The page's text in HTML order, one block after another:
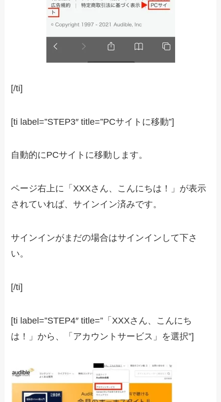
[/ti]
[ti label=”STEP3″ title=”PCサイトに移動”]
自動的にPCサイトに移動します。
ページ右上に「XXXさん、こんにちは！」が表示
されていれば、サインイン済みです。
サインインがまだの場合はサインインして下さ
い。
[/ti]
[ti label=”STEP4″ title=”「XXXさん、こんにち
は！」から、「アカウントサービス」を選択”]